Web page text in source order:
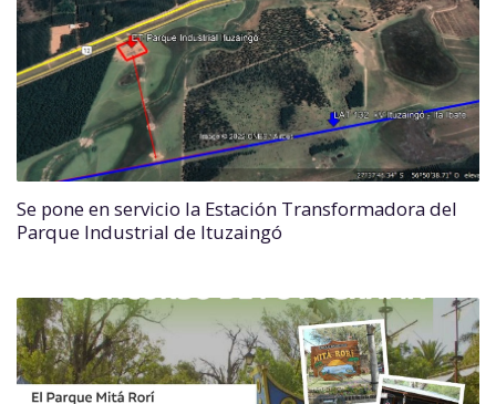
Se pone en servicio la Estación Transformadora del
Parque Industrial de Ituzaingó